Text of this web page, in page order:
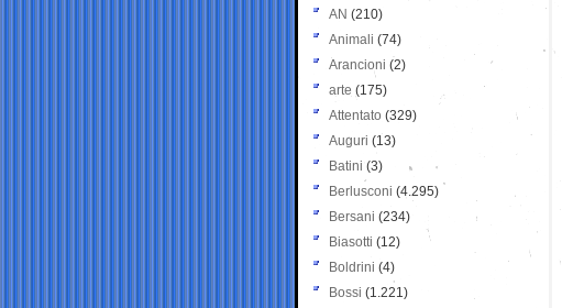
AN (210)
Animali (74)
Arancioni (2)
arte (175)
Attentato (329)
Auguri (13)
Batini (3)
Berlusconi (4.295)
Bersani (234)
Biasotti (12)
Boldrini (4)
Bossi (1.221)